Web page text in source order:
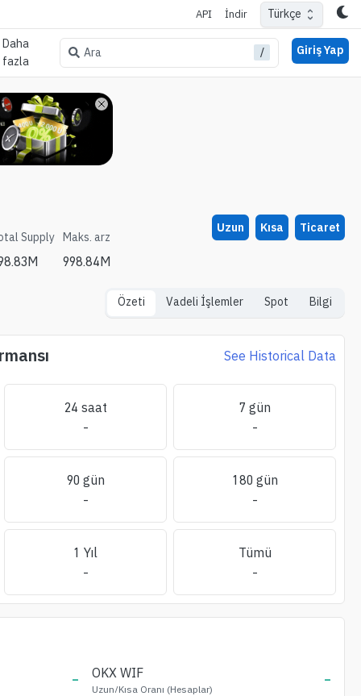
API İndir Türkçe
Daha
fazla
Ara / Giriş Yap
Supply Maks. arz
998.84M
Uzun Kısa Ticaret
Özeti Vadeli İşlemler Spot Bilgi
See Historical Data
24 saat
-
7 gün
-
90 gün
-
180 gün
-
1 Yıl
-
Tümü
-
- OKX WIF
Uzun/Kısa Oranı (Hesaplar) -